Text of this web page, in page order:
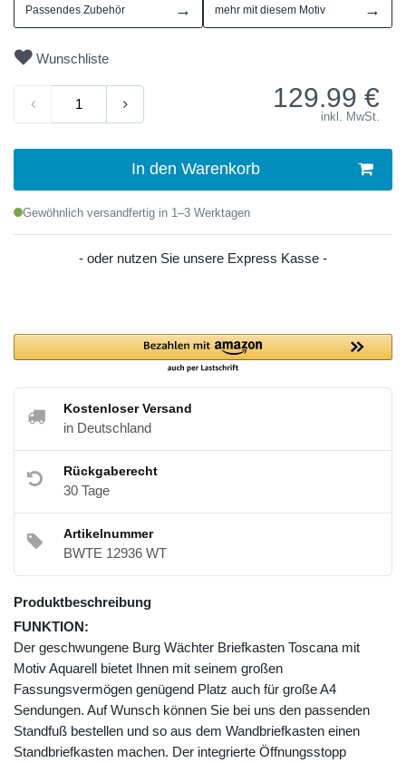
Passendes Zubehör → mehr mit diesem Motiv →
Wunschliste
129.99 €
inkl. MwSt.
In den Warenkorb
Gewöhnlich versandfertig in 1–3 Werktagen
- oder nutzen Sie unsere Express Kasse -
Kostenloser Versand
in Deutschland
Rückgaberecht
30 Tage
Artikelnummer
BWTE 12936 WT
Produktbeschreibung
FUNKTION:
Der geschwungene Burg Wächter Briefkasten Toscana mit
Motiv Aquarell bietet Ihnen mit seinem großen
Fassungsvermögen genügend Platz auch für große A4
Sendungen. Auf Wunsch können Sie bei uns den passenden
Standfuß bestellen und so aus dem Wandbriefkasten einen
Standbriefkasten machen. Der integrierte Öffnungsstopp